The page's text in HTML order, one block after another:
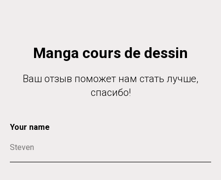
Manga cours de dessin
Ваш отзыв поможет нам стать лучше,
спасибо!
Your name